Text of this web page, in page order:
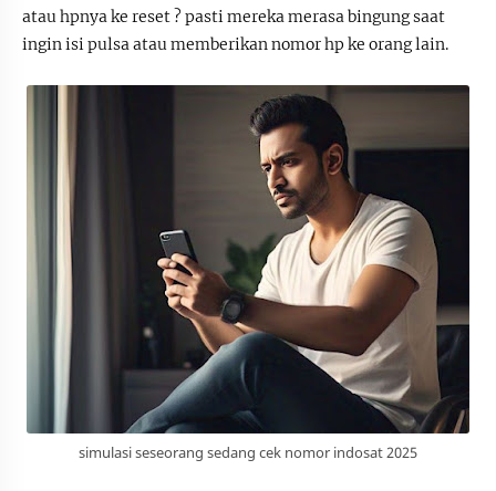
atau hpnya ke reset ? pasti mereka merasa bingung saat
ingin isi pulsa atau memberikan nomor hp ke orang lain.
simulasi seseorang sedang cek nomor indosat 2025